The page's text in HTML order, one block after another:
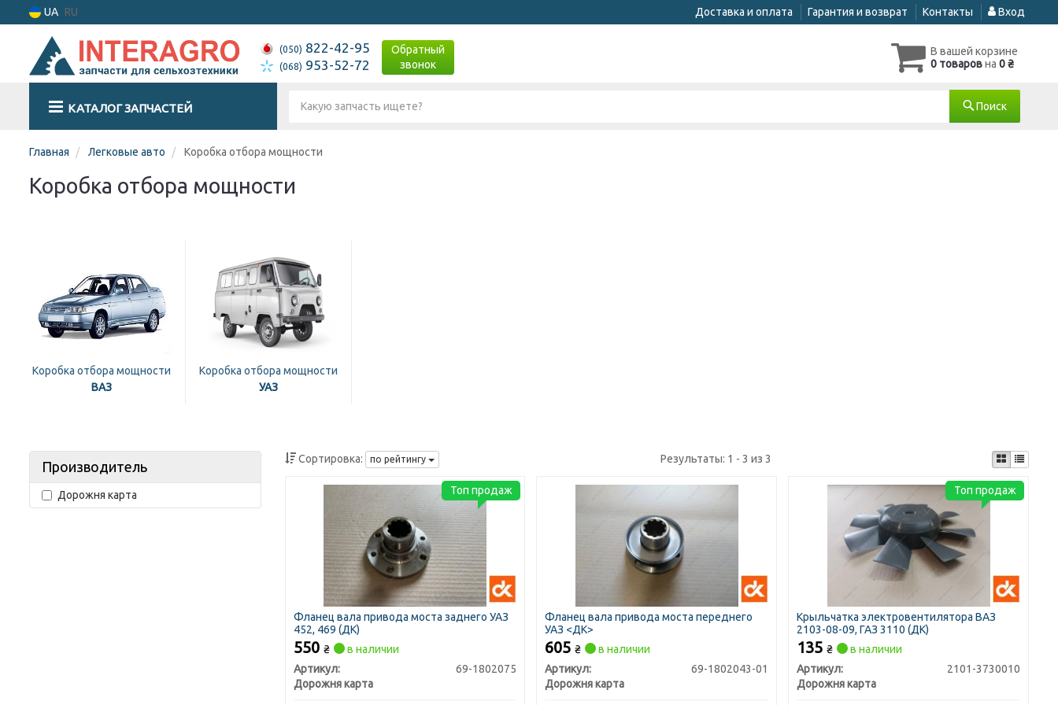
UA RU Доставка и оплата Гарантия и возврат Контакты Вход
(050) 822-42-95
(068) 953-52-72
Обратный
звонок
В вашей корзине
0 товаровна 0 ₴
КАТАЛОГ ЗАПЧАСТЕЙ Поиск
Главная Легковые авто Коробка отбора мощности
Коробка отбора мощности
Коробка отбора мощности
ВАЗ
Коробка отбора мощности
УАЗ
Производитель
Дорожня карта
Сортировка: по рейтингу Результаты: 1 - 3 из 3
Фланец вала привода моста заднего УАЗ
452, 469 (ДК)
550 ₴
в наличии
Артикул:
69-1802075
Дорожня карта
Топ продаж
Фланец вала привода моста переднего
УАЗ <ДК>
605₴
в наличии
Артикул:
69-1802043-01
Дорожня карта
Крыльчатка электровентилятора ВАЗ
2103-08-09, ГАЗ 3110 (ДК)
135₴
в наличии
Артикул:
2101-3730010
Дорожня карта
Топ продаж